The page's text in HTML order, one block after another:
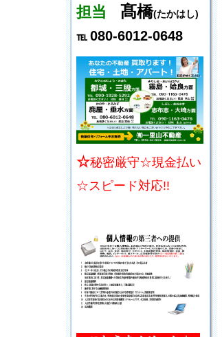
担当 髙橋(たかはし)
℡ 080-6012-0648
☆秘密厳守☆現金払い
☆スピード対応!!